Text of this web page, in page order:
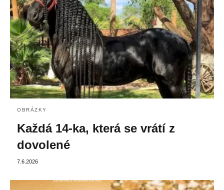
OBRÁZKY
Každá 14-ka, která se vrátí z
dovolené
7.6.2026